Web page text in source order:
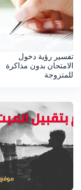
تفسير رؤية دخول
الامتحان بدون مذاكرة
للمتزوجة